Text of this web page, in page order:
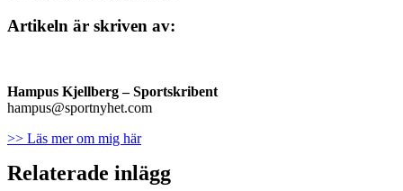
Artikeln är skriven av:
Hampus Kjellberg– Sportskribent
hampus@sportnyhet.com
>> Läs mer om mig här
Relaterade inlägg